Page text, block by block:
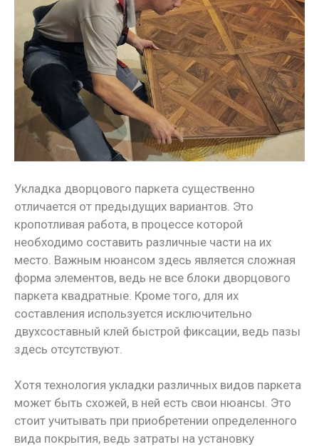
Укладка дворцового паркета существенно
отличается от предыдущих вариантов. Это
кропотливая работа, в процессе которой
необходимо составить различные части на их
место. Важным нюансом здесь является сложная
форма элементов, ведь не все блоки дворцового
паркета квадратные. Кроме того, для их
составления используется исключительно
двухсоставный клей быстрой фиксации, ведь пазы
здесь отсутствуют.
Хотя технология укладки различных видов паркета
может быть схожей, в ней есть свои нюансы. Это
стоит учитывать при приобретении определенного
вида покрытия, ведь затраты на установку